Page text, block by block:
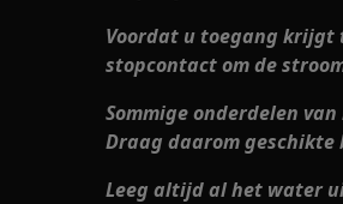
Voordat u toegang krijgt
stopcontact om de
Sommige onderdelen
Draag daarom
Leeg altijd al het water